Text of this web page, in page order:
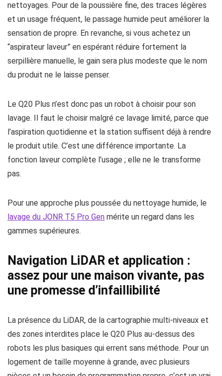
nettoyages. Pour de la poussière fine, des traces légères
et un usage fréquent, le passage humide peut améliorer la
sensation de propre. En revanche, si vous achetez un
“aspirateur laveur” en espérant réduire fortement la
serpillière manuelle, le gain sera plus modeste que le nom
du produit ne le laisse penser.
Le Q20 Plus n’est donc pas un robot à choisir pour son
lavage. Il faut le choisir malgré ce lavage limité, parce que
l’aspiration quotidienne et la station suffisent déjà à rendre
le produit utile. C’est une différence importante. La
fonction laveur complète l’usage ; elle ne le transforme
pas.
Pour une approche plus poussée du nettoyage humide, le
lavage du JONR T5 Pro Gen mérite un regard dans les
gammes supérieures.
Navigation LiDAR et application :
assez pour une maison vivante, pas
une promesse d’infaillibilité
La présence du LiDAR, de la cartographie multi-niveaux et
des zones interdites place le Q20 Plus au-dessus des
robots les plus basiques qui errent sans méthode. Pour un
logement de taille moyenne à grande, avec plusieurs